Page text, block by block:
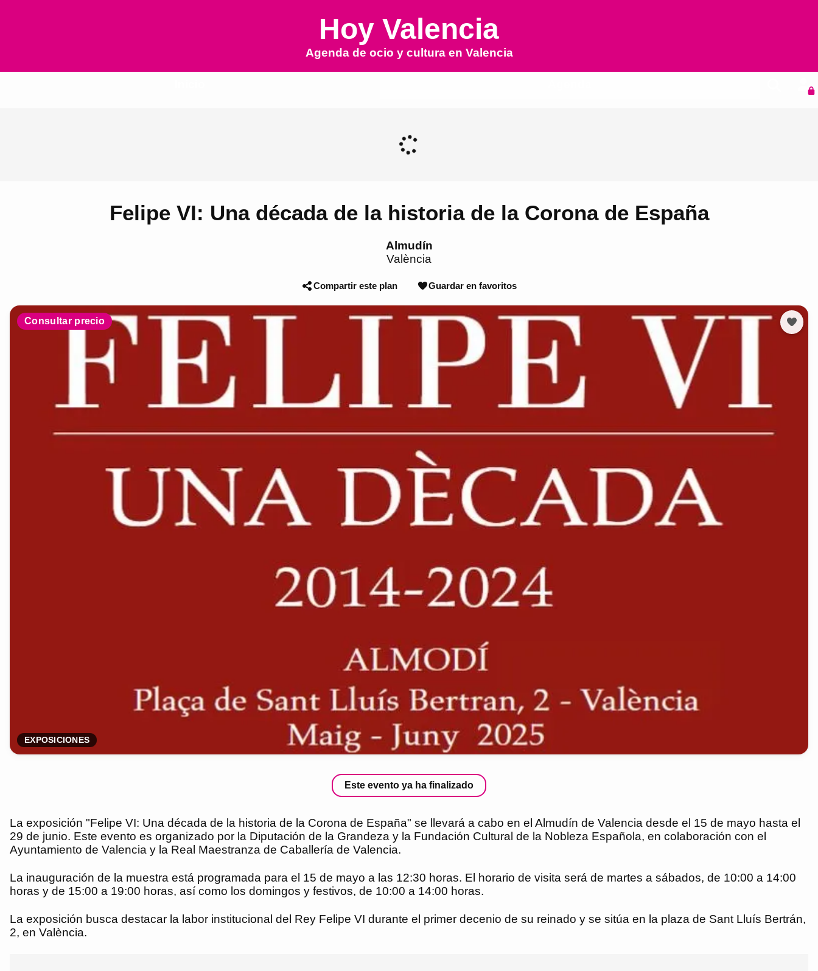
Hoy Valencia
Agenda de ocio y cultura en Valencia
Felipe VI: Una década de la historia de la Corona de España
Almudín
València
Compartir este plan Guardar en favoritos
Consultar precio
EXPOSICIONES
Este evento ya ha finalizado
La exposición "Felipe VI: Una década de la historia de la Corona de España" se llevará a cabo en el Almudín de Valencia desde el 15 de mayo hasta el
29 de junio. Este evento es organizado por la Diputación de la Grandeza y la Fundación Cultural de la Nobleza Española, en colaboración con el
Ayuntamiento de Valencia y la Real Maestranza de Caballería de Valencia.
La inauguración de la muestra está programada para el 15 de mayo a las 12:30 horas. El horario de visita será de martes a sábados, de 10:00 a 14:00
horas y de 15:00 a 19:00 horas, así como los domingos y festivos, de 10:00 a 14:00 horas.
La exposición busca destacar la labor institucional del Rey Felipe VI durante el primer decenio de su reinado y se sitúa en la plaza de Sant Lluís Bertrán,
2, en València.